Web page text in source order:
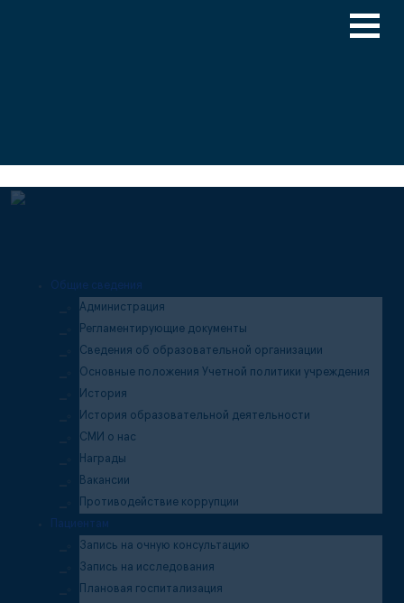
Общие сведения
Администрация
Регламентирующие документы
Сведения об образовательной организации
Основные положения Учетной политики учреждения
История
История образовательной деятельности
СМИ о нас
Награды
Вакансии
Противодействие коррупции
Пациентам
Запись на очную консультацию
Запись на исследования
Плановая госпитализация